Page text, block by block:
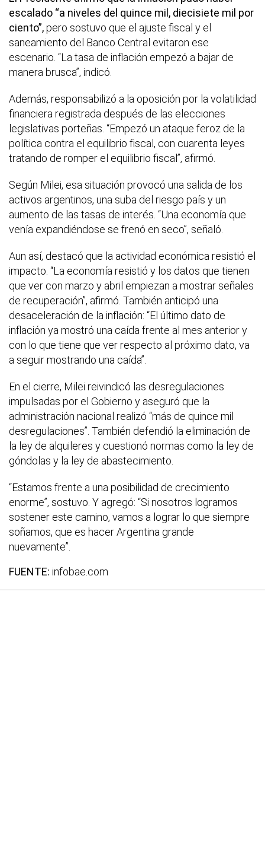
escalado “a niveles del quince mil, diecisiete mil por
ciento”,pero sostuvo que el ajuste fiscal y el
saneamiento del Banco Central evitaron ese
escenario. “La tasa de inflación empezó a bajar de
manera brusca”, indicó.
Además, responsabilizó a la oposición por la volatilidad
financiera registrada después de las elecciones
legislativas porteñas. “Empezó un ataque feroz de la
política contra el equilibrio fiscal, con cuarenta leyes
tratando de romper el equilibrio fiscal”, afirmó.
Según Milei, esa situación provocó una salida de los
activos argentinos, una suba del riesgo país y un
aumento de las tasas de interés. “Una economía que
venía expandiéndose se frenó en seco”, señaló.
Aun así, destacó que la actividad económica resistió el
impacto. “La economía resistió y los datos que tienen
que ver con marzo y abril empiezan a mostrar señales
de recuperación”, afirmó. También anticipó una
desaceleración de la inflación: “El último dato de
inflación ya mostró una caída frente al mes anterior y
con lo que tiene que ver respecto al próximo dato, va
a seguir mostrando una caída”.
En el cierre, Milei reivindicó las desregulaciones
impulsadas por el Gobierno y aseguró que la
administración nacional realizó “más de quince mil
desregulaciones”. También defendió la eliminación de
la ley de alquileres y cuestionó normas como la ley de
góndolas y la ley de abastecimiento.
“Estamos frente a una posibilidad de crecimiento
enorme”, sostuvo. Y agregó: “Si nosotros logramos
sostener este camino, vamos a lograr lo que siempre
soñamos, que es hacer Argentina grande
nuevamente”.
FUENTE: infobae.com